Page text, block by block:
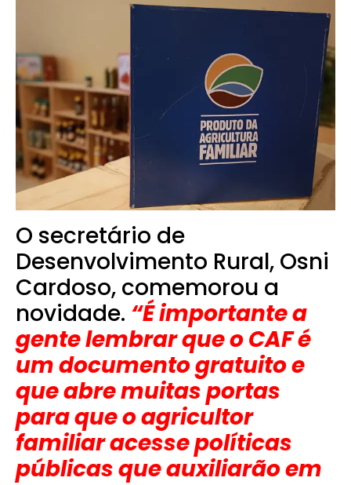
O secretário de
Desenvolvimento Rural, Osni
Cardoso, comemorou a
novidade. “É importante a
gente lembrar que o CAF é
um documento gratuito e
que abre muitas portas
para que o agricultor
familiar acesse políticas
públicas que auxiliarão em